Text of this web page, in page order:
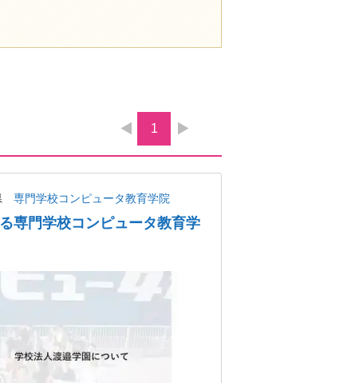
1
専門学校コンピュータ教育学院
専門学校コンピュータ教育学